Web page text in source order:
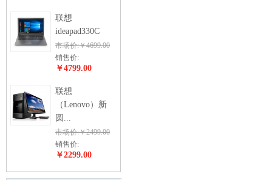
联想
ideapad330C
市场价:￥4699.00
销售价:
￥4799.00
联想
（Lenovo）新
圆...
市场价:￥2499.00
销售价:
￥2299.00